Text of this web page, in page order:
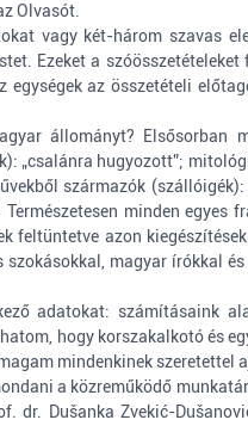
Olvasót.
vagy két-három szavas
Ezeket a
az összetételi
állományt? Elsősorban
„csalánra hugyozott”;
származók
minden egyes
azon
magyar írókkal
adatokat: számításaink
hogy korszakalkotó és
mindenkinek szeretettel
a közreműködő
dr. Dušanka Zvekić-